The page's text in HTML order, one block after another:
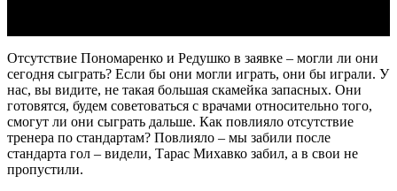
Отсутствие Пономаренко и Редушко в заявке – могли ли они
сегодня сыграть? Если бы они могли играть, они бы играли. У
нас, вы видите, не такая большая скамейка запасных. Они
готовятся, будем советоваться с врачами относительно того,
смогут ли они сыграть дальше. Как повлияло отсутствие
тренера по стандартам? Повлияло – мы забили после
стандарта гол – видели, Тарас Михавко забил, а в свои не
пропустили.